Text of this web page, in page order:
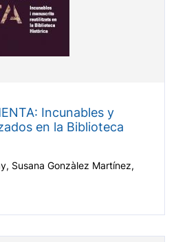
Incunables y
en la Biblioteca
Susana Gonzàlez Martínez,